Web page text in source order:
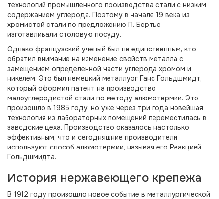
технологий промышленного производства стали с низким
содержанием углерода. Поэтому в начале 19 века из
хромистой стали по предложению П. Бертье
изготавливали столовую посуду.
Однако французский ученый был не единственным, кто
обратил внимание на изменение свойств металла с
замещением определенной части углерода хромом и
никелем. Это был немецкий металлург Ганс Гольдшмидт,
который оформил патент на производство
малоуглеродистой стали по методу алюмотермии. Это
произошло в 1985 году, но уже через три года новейшая
технология из лабораторных помещений переместилась в
заводские цеха. Производство оказалось настолько
эффективным, что и сегодняшние производители
используют способ алюмотермии, называя его Реакцией
Гольдшмидта.
История нержавеющего крепежа
В 1912 году произошло новое событие в металлургической